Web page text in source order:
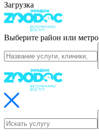
Загрузка
Выберите район или метро